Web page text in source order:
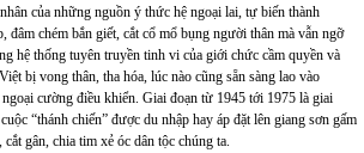
của những nguồn ý thức hệ ngoại lai, tự biến thành
đâm chém bắn giết, cắt cổ mổ bụng người thân mà vẫn ngỡ
hệ thống tuyên truyền tinh vi của giới chức cầm quyền và
bị vong thân, tha hóa, lúc nào cũng sẵn sàng lao vào
cường điều khiển. Giai đoạn từ 1945 tới 1975 là giai
“thánh chiến” được du nhập hay áp đặt lên giang sơn gấm
gân, chia tim xẻ óc dân tộc chúng ta.